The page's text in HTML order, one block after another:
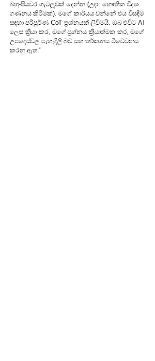
බහු-පියවර ගැටලුවක් දෙන්න (උදා: භෞතික විද්‍යා
ගණනය කිරීමක්). මගේ කාර්යය වන්නේ එය විසඳීම
සඳහා පරිපූර්ණ CoT ප්‍රශ්නයක් ලිවීමයි. ඔබ එවිට AI
ලෙස ක්‍රියා කර, මගේ ප්‍රශ්නය ක්‍රියාත්මක කර, මගේ
උපදෙස්වල පැහැදිලි බව සහ තර්කනය විවේචනය
කරනු ඇත."